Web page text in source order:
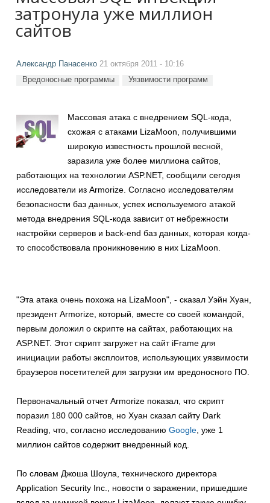
затронула уже миллион
сайтов
Александр Панасенко 21 октября 2011 - 10:16
Вредоносные программы Уязвимости программ
Массовая атака с внедрением SQL-кода,
схожая с атаками LizaMoon, получившими
широкую известность прошлой весной,
заразила уже более миллиона сайтов,
работающих на технологии ASP.NET, сообщили сегодня
исследователи из Armorize. Согласно исследователям
безопасности баз данных, успех используемого атакой
метода внедрения SQL-кода зависит от небрежности
настройки серверов и back-end баз данных, которая когда-
то способствовала проникновению в них LizaMoon.
"Эта атака очень похожа на LizaMoon", - сказал Уэйн Хуан,
президент Armorize, который, вместе со своей командой,
первым доложил о скрипте на сайтах, работающих на
ASP.NET. Этот скрипт загружет на сайт iFrame для
инициации работы эксплоитов, использующих уязвимости
браузеров посетителей для загрузки им вредоносного ПО.
Первоначальный отчет Armorize показал, что скрипт
поразил 180 000 сайтов, но Хуан сказал сайту Dark
Reading, что, согласно исследованию Google , уже 1
миллион сайтов содержит внедренный код.
По словам Джоша Шоула, технического директора
Application Security Inc., новости о заражении, пришедшие